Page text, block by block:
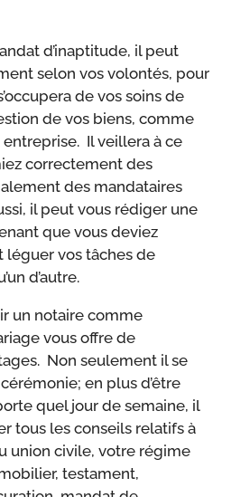
d’inaptitude, il peut
selon vos volontés, pour
de vos soins de
de vos biens, comme
Il veillera à ce
correctement des
des mandataires
il peut vous rédiger une
que vous deviez
vos tâches de
d’autre.
un notaire comme
vous offre de
Non seulement il se
en plus d’être
quel jour de semaine, il
tous les conseils relatifs à
union civile, votre régime
testament,